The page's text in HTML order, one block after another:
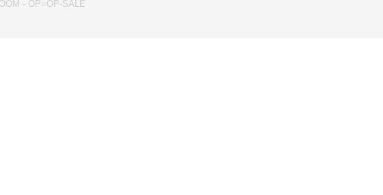
- OP=OP-SALE